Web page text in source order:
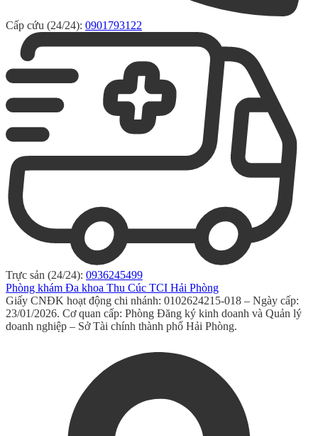
Cấp cứu (24/24): 0901793122
Trực sản (24/24): 0936245499
Phòng khám Đa khoa Thu Cúc TCI Hải Phòng
Giấy CNĐK hoạt động chi nhánh: 0102624215-018 – Ngày cấp:
23/01/2026. Cơ quan cấp: Phòng Đăng ký kinh doanh và Quản lý
doanh nghiệp – Sở Tài chính thành phố Hải Phòng.